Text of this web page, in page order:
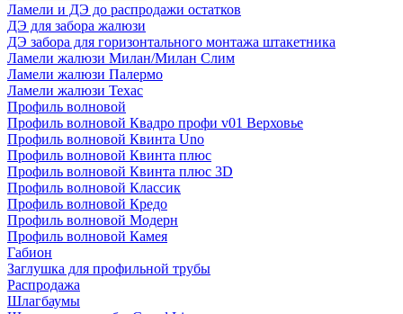
Ламели и ДЭ до распродажи остатков
ДЭ для забора жалюзи
ДЭ забора для горизонтального монтажа штакетника
Ламели жалюзи Милан/Милан Слим
Ламели жалюзи Палермо
Ламели жалюзи Техас
Профиль волновой
Профиль волновой Квадро профи v01 Верховье
Профиль волновой Квинта Uno
Профиль волновой Квинта плюс
Профиль волновой Квинта плюс 3D
Профиль волновой Классик
Профиль волновой Кредо
Профиль волновой Модерн
Профиль волновой Камея
Габион
Заглушка для профильной трубы
Распродажа
Шлагбаумы